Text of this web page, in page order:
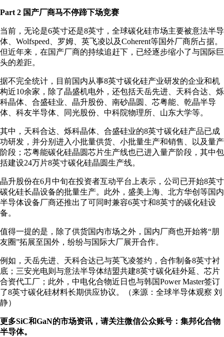
Part 2 国产厂商马不停蹄下场竞赛
当前，无论是6英寸还是8英寸，全球碳化硅市场主要被意法半导
体、Wolfspeed、罗姆、英飞凌以及Coherent等国外厂商所占据。
但近年来，在国产厂商的持续追赶下，已经逐步缩小了与国际巨
头的差距。
据不完全统计，目前国内从事8英寸碳化硅产业研发的企业和机
构近10余家，除了晶盛机电外，还包括天岳先进、天科合达、烁
科晶体、合盛硅业、晶升股份、南砂晶圆、芯粤能、乾晶半导
体、科友半导体、同光股份、中科院物理所、山东大学等。
其中，天科合达、烁科晶体、合盛硅业的8英寸碳化硅产品已成
功研发，并分别进入小批量供货、小批量生产和销售、以及量产
阶段；芯粤能碳化硅晶圆芯片生产线也已进入量产阶段，其中包
括建设24万片8英寸碳化硅晶圆生产线。
晶升股份在6月中旬在投资者互动平台上表示，公司已开始8英寸
碳化硅长晶设备的批量生产。此外，盛美上海、北方华创等国内
半导体设备厂商还推出了可同时兼容6英寸和8英寸的碳化硅设
备。
值得一提的是，除了供货国内市场之外，国内厂商也开始将“朋
友圈”拓展至国外，纷纷与国际大厂展开合作。
例如，天岳先进、天科合达已与英飞凌签约，合作制备8英寸衬
底；三安光电则与意法半导体结盟共建8英寸碳化硅外延、芯片
合资代工厂；此外，中电化合物近日也与韩国Power Master签订
了8英寸碳化硅材料长期供应协议。（来源：全球半导体观察 刘
静）
更多SiC和GaN的市场资讯，请关注微信公众账号：集邦化合物
半导体。